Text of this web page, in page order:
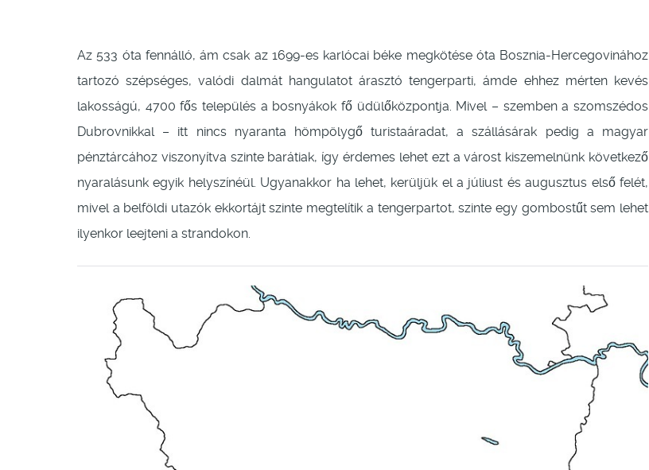
Az 533 óta fennálló, ám csak az 1699-es karlócai béke megkötése óta Bosznia-Hercegovinához
tartozó szépséges, valódi dalmát hangulatot árasztó tengerparti, ámde ehhez mérten kevés
lakosságú, 4700 fős település a bosnyákok fő üdülőközpontja. Mivel – szemben a szomszédos
Dubrovnikkal – itt nincs nyaranta hömpölygő turistaáradat, a szállásárak pedig a magyar
pénztárcához viszonyítva szinte barátiak, így érdemes lehet ezt a várost kiszemelnünk következő
nyaralásunk egyik helyszínéül. Ugyanakkor ha lehet, kerüljük el a júliust és augusztus első felét,
mivel a belföldi utazók ekkortájt szinte megtelítik a tengerpartot, szinte egy gombostűt sem lehet
ilyenkor leejteni a strandokon.